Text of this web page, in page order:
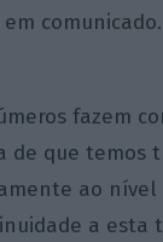
comunicado.
fazem
de que temos
ao nível
a esta